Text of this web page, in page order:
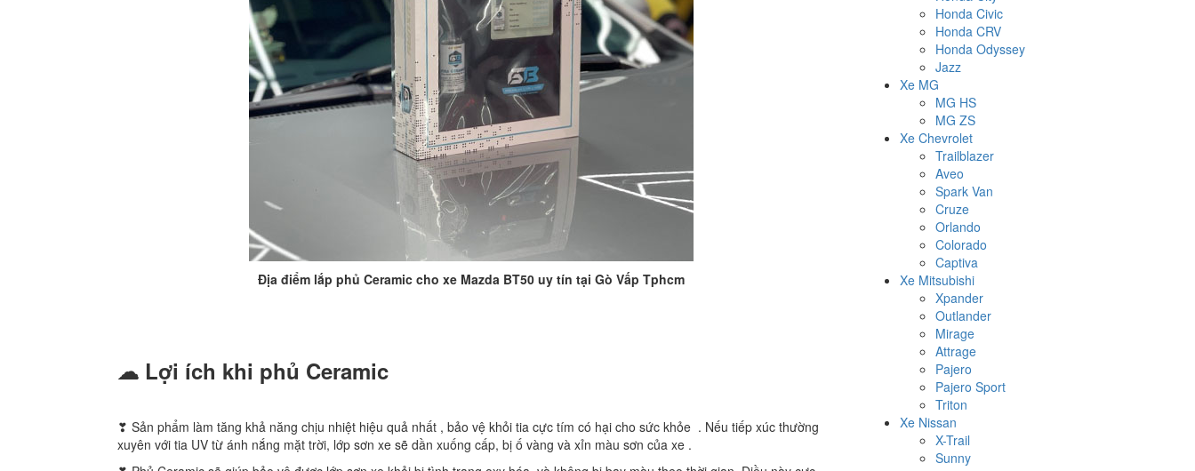
Địa điểm lắp phủ Ceramic cho xe Mazda BT50 uy tín tại Gò Vấp Tphcm
☁ Lợi ích khi phủ Ceramic
❣ Sản phẩm làm tăng khả năng chịu nhiệt hiệu quả nhất , bảo vệ khỏi tia cực tím có hại cho sức khỏe . Nếu tiếp xúc thường
xuyên với tia UV từ ánh nắng mặt trời, lớp sơn xe sẽ dần xuống cấp, bị ố vàng và xỉn màu sơn của xe .
Honda Civic
Honda CRV
Honda Odyssey
Jazz
Xe MG
MG HS
MG ZS
Xe Chevrolet
Trailblazer
Aveo
Spark Van
Cruze
Orlando
Colorado
Captiva
Xe Mitsubishi
Xpander
Outlander
Mirage
Attrage
Pajero
Pajero Sport
Triton
Xe Nissan
X-Trail
Sunny